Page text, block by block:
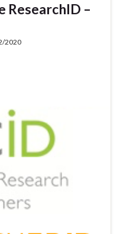
ResearchID –
2020